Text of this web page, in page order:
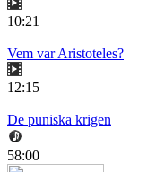
10:21
Vem var Aristoteles?
12:15
De puniska krigen
58:00